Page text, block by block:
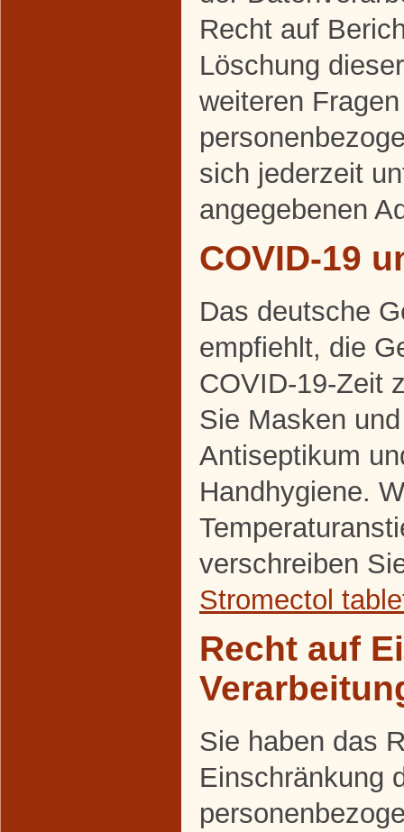
Recht auf
Löschung
weiteren
sich jederzeit
angegebenen
COVID-19
Das deutsche
empfiehlt, die
COVID-19-Zeit
Sie Masken
Antiseptikum
Handhygiene.
verschreiben
Stromectol
Recht auf
Sie haben das
Einschränkung